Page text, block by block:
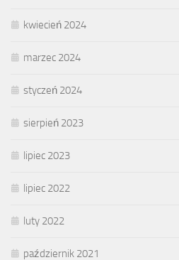
kwiecień 2024
marzec 2024
styczeń 2024
sierpień 2023
lipiec 2023
lipiec 2022
luty 2022
październik 2021